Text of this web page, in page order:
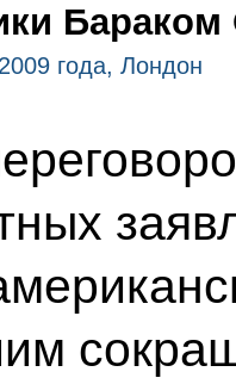
года, Лондон